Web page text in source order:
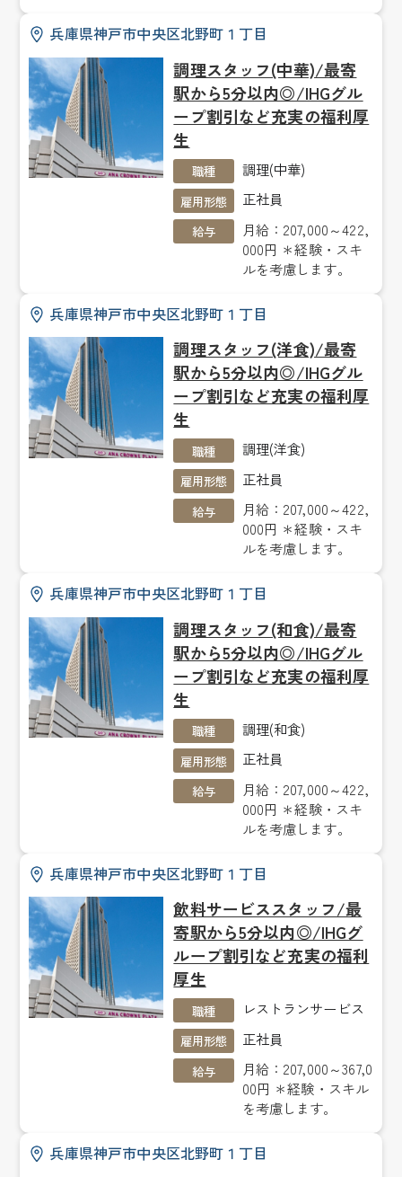
兵庫県神戸市中央区北野町１丁目
調理スタッフ(中華)/最寄
駅から5分以内◎/IHGグル
ープ割引など充実の福利厚
生
職種 調理(中華)
雇用形態 正社員
給与
月給：207,000～422,
000円 ＊経験・スキ
ルを考慮します。
兵庫県神戸市中央区北野町１丁目
調理スタッフ(洋食)/最寄
駅から5分以内◎/IHGグル
ープ割引など充実の福利厚
生
職種 調理(洋食)
雇用形態 正社員
給与
月給：207,000～422,
000円 ＊経験・スキ
ルを考慮します。
兵庫県神戸市中央区北野町１丁目
調理スタッフ(和食)/最寄
駅から5分以内◎/IHGグル
ープ割引など充実の福利厚
生
職種 調理(和食)
雇用形態 正社員
給与
月給：207,000～422,
000円 ＊経験・スキ
ルを考慮します。
兵庫県神戸市中央区北野町１丁目
飲料サービススタッフ/最
寄駅から5分以内◎/IHGグ
ループ割引など充実の福利
厚生
職種 レストランサービス
雇用形態 正社員
給与
月給：207,000～367,0
00円 ＊経験・スキル
を考慮します。
兵庫県神戸市中央区北野町１丁目